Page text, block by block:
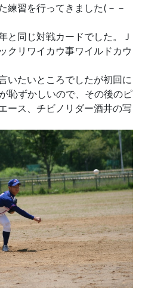
練習を行ってきました(－－
と同じ対戦カードでした。Ｊ
クリワイカウ事ワイルドカウ
いたいところでしたが初回に
恥ずかしいので、その後のピ
ース、チビノリダー酒井の写